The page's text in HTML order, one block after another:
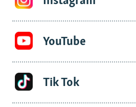
YouTube
Tik Tok